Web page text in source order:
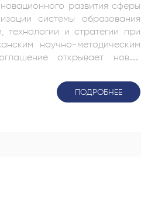
развития сферы
и стратегии при
научно-методическим
открывает новые
научных проектов в
ПОДРОБНЕЕ